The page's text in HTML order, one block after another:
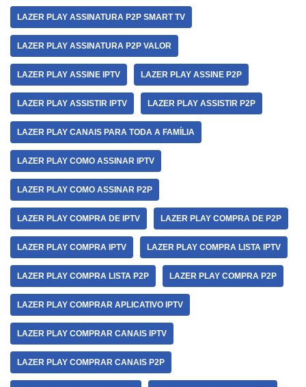
LAZER PLAY ASSINATURA P2P SMART TV
LAZER PLAY ASSINATURA P2P VALOR
LAZER PLAY ASSINE IPTV LAZER PLAY ASSINE P2P
LAZER PLAY ASSISTIR IPTV LAZER PLAY ASSISTIR P2P
LAZER PLAY CANAIS PARA TODA A FAMÍLIA
LAZER PLAY COMO ASSINAR IPTV
LAZER PLAY COMO ASSINAR P2P
LAZER PLAY COMPRA DE IPTV LAZER PLAY COMPRA DE P2P
LAZER PLAY COMPRA IPTV LAZER PLAY COMPRA LISTA IPTV
LAZER PLAY COMPRA LISTA P2P LAZER PLAY COMPRA P2P
LAZER PLAY COMPRAR APLICATIVO IPTV
LAZER PLAY COMPRAR CANAIS IPTV
LAZER PLAY COMPRAR CANAIS P2P